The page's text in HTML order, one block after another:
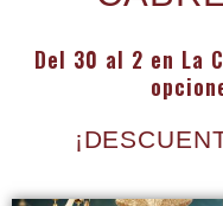
Del 30 al 2 en La